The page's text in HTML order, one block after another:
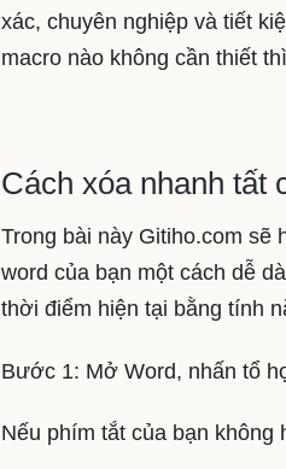
xác, chuyên nghiệp và tiết
macro nào không cần thiết
Cách xóa nhanh tất
Trong bài này Gitiho.com sẽ
word của bạn một cách dễ
thời điểm hiện tại bằng tính
Bước 1: Mở Word, nhấn tổ
Nếu phím tắt của bạn không